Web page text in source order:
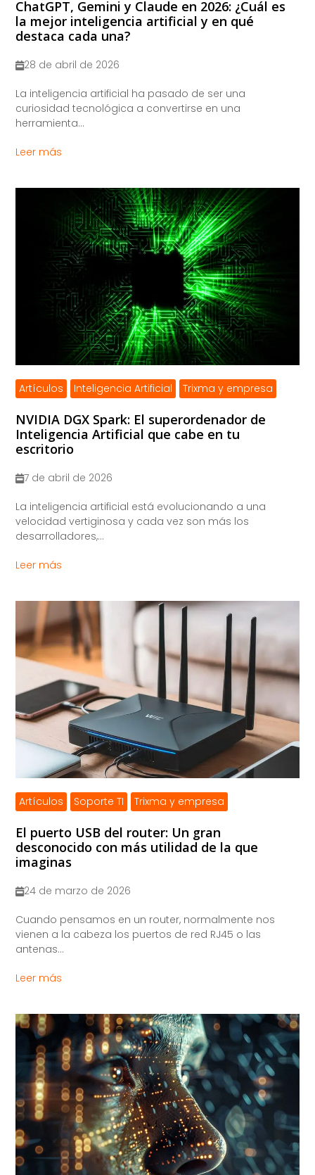
ChatGPT, Gemini y Claude en 2026: ¿Cuál es
la mejor inteligencia artificial y en qué
destaca cada una?
28 de abril de 2026
La inteligencia artificial ha pasado de ser una
curiosidad tecnológica a convertirse en una
herramienta...
Leer más
Artículos Inteligencia Artificial Trixma y empresa
NVIDIA DGX Spark: El superordenador de
Inteligencia Artificial que cabe en tu
escritorio
7 de abril de 2026
La inteligencia artificial está evolucionando a una
velocidad vertiginosa y cada vez son más los
desarrolladores,...
Leer más
Artículos Soporte TI Trixma y empresa
El puerto USB del router: Un gran
desconocido con más utilidad de la que
imaginas
24 de marzo de 2026
Cuando pensamos en un router, normalmente nos
vienen a la cabeza los puertos de red RJ45 o las
antenas...
Leer más